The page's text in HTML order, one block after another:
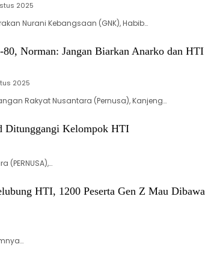
2025
Nurani Kebangsaan (GNK), Habib…
Norman: Jangan Biarkan Anarko dan HTI
2025
Rakyat Nusantara (Pernusa), Kanjeng…
Ditunggangi Kelompok HTI
HTI, 1200 Peserta Gen Z Mau Dibawa